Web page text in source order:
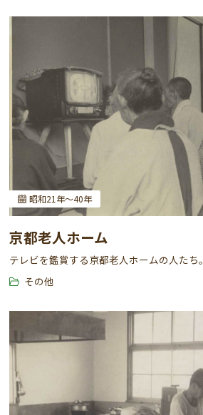
昭和21年～40年
京都老人ホーム
テレビを鑑賞する京都老人ホームの人たち。
その他